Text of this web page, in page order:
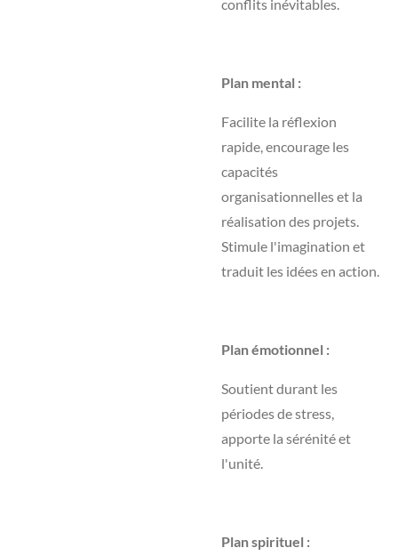
conflits inévitables.
Plan mental :
Facilite la réflexion
rapide, encourage les
capacités
organisationnelles et la
réalisation des projets.
Stimule l'imagination et
traduit les idées en action.
Plan émotionnel :
Soutient durant les
périodes de stress,
apporte la sérénité et
l'unité.
Plan spirituel :